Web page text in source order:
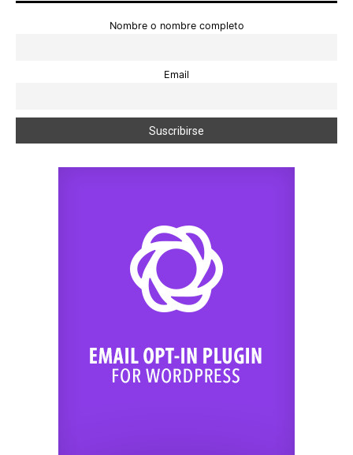
Nombre o nombre completo
Email